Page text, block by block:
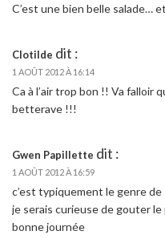
C’est une bien belle salade…
Clotilde dit :
1 AOÛT 2012 À 16:14
Ca à l’air trop bon !! Va falloir
betterave !!!
Gwen Papillette dit :
1 AOÛT 2012 À 16:59
c’est typiquement le genre de
je serais curieuse de gouter
bonne journée